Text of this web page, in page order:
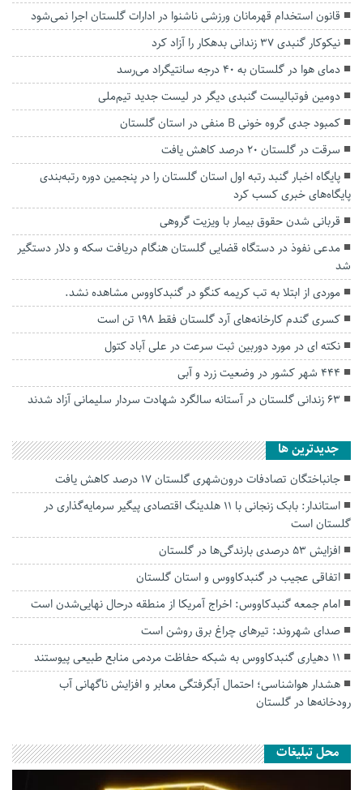
قانون استخدام قهرمانان ورزشی ناشنوا در ادارات گلستان اجرا نمی‌شود
نیکوکار گنبدی ۳۷ زندانی بدهکار را آزاد کرد
دمای هوا در گلستان به ۴۰ درجه سانتیگراد می‌رسد
دومین فوتبالیست گنبدی دیگر در لیست جدید تیم‌ملی
کمبود جدی گروه خونی B منفی در استان گلستان
سرقت در گلستان ۲۰ درصد کاهش یافت
پایگاه اخبار گنبد رتبه اول استان گلستان را در پنجمین دوره رتبه‌بندی
پایگاه‌های خبری کسب کرد
قربانی شدن حقوق بیمار با ویزیت گروهی
مدعی نفوذ در دستگاه قضایی گلستان هنگام دریافت سکه و دلار دستگیر
شد
موردی از ابتلا به تب کریمه کنگو در گنبدکاووس مشاهده نشد.
کسری گندم کارخانه‌های آرد گلستان فقط ۱۹۸ تن است
نکته ای در مورد دوربین ثبت سرعت در علی آباد کتول
۴۴۴ شهر کشور در وضعیت زرد و آبی
۶۳ زندانی گلستان در آستانه سالگرد شهادت سردار سلیمانی آزاد شدند
جديدترين ها
جانباختگان تصادفات درون‌شهری گلستان ۱۷ درصد کاهش یافت
استاندار: بابک زنجانی با ۱۱ هلدینگ اقتصادی پیگیر سرمایه‌گذاری در
گلستان است
افزایش ۵۳ درصدی بارندگی‌ها در گلستان
اتفاقی عجیب در‌ گنبدکاووس و استان گلستان
امام جمعه گنبدکاووس: اخراج آمریکا از منطقه درحال نهایی‌شدن است
صدای شهروند: تیرهای چراغ برق روشن است
۱۱ دهیاری گنبدکاووس به شبکه حفاظت مردمی منابع طبیعی پیوستند
هشدار هواشناسی؛ احتمال آبگرفتگی معابر و افزایش ناگهانی آب
رودخانه‌ها در گلستان
محل تبلیغات